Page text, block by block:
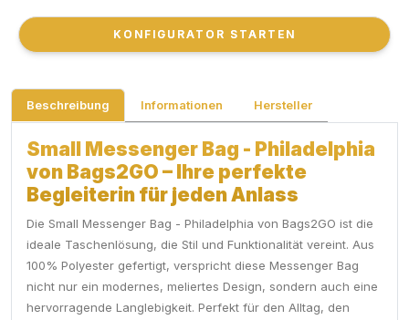
KONFIGURATOR STARTEN
KONFIGURATOR STARTEN
Beschreibung Informationen Hersteller
Small Messenger Bag - Philadelphia
von Bags2GO – Ihre perfekte
Begleiterin für jeden Anlass
Die Small Messenger Bag - Philadelphia von Bags2GO ist die
ideale Taschenlösung, die Stil und Funktionalität vereint. Aus
100% Polyester gefertigt, verspricht diese Messenger Bag
nicht nur ein modernes, meliertes Design, sondern auch eine
hervorragende Langlebigkeit. Perfekt für den Alltag, den